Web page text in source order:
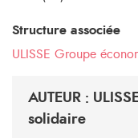
Structure associée
ULISSE Groupe
AUTEUR :
solidaire